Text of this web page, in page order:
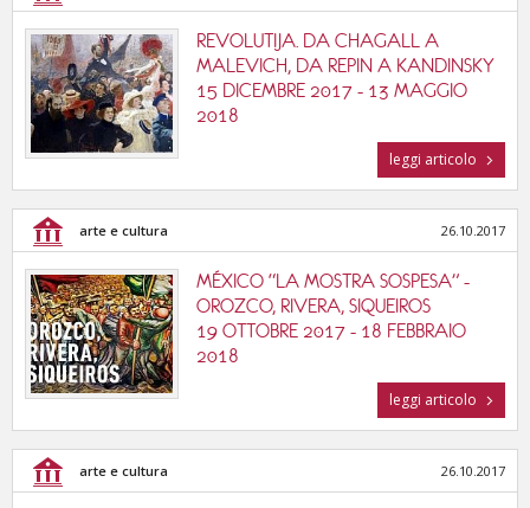
REVOLUTIJA. DA CHAGALL A
MALEVICH, DA REPIN A KANDINSKY
15 DICEMBRE 2017 - 13 MAGGIO
2018
leggi articolo
arte e cultura 26.10.2017
MÉXICO “LA MOSTRA SOSPESA” -
OROZCO, RIVERA, SIQUEIROS
19 OTTOBRE 2017 - 18 FEBBRAIO
2018
leggi articolo
arte e cultura 26.10.2017